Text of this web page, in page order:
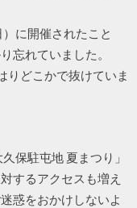
に開催されたこと
忘れていました。
りどこかで抜けていま
保駐屯地 夏まつり」
するアクセスも増え
惑をおかけしないよ